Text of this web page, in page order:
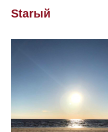
Starый